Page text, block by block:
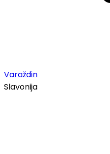
Varaždin
Slavonija